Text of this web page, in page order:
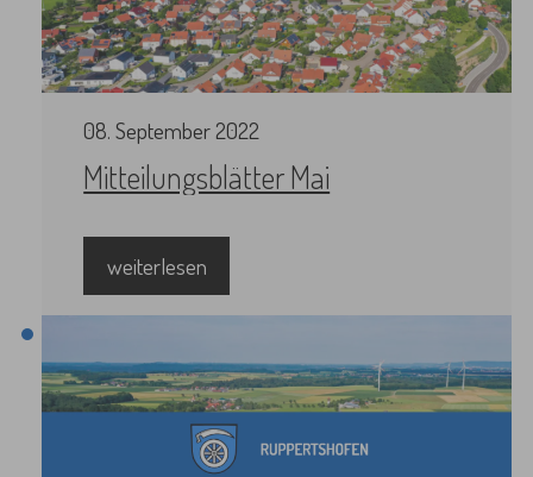
08.September2022
Mitteilungsblätter Mai
weiterlesen